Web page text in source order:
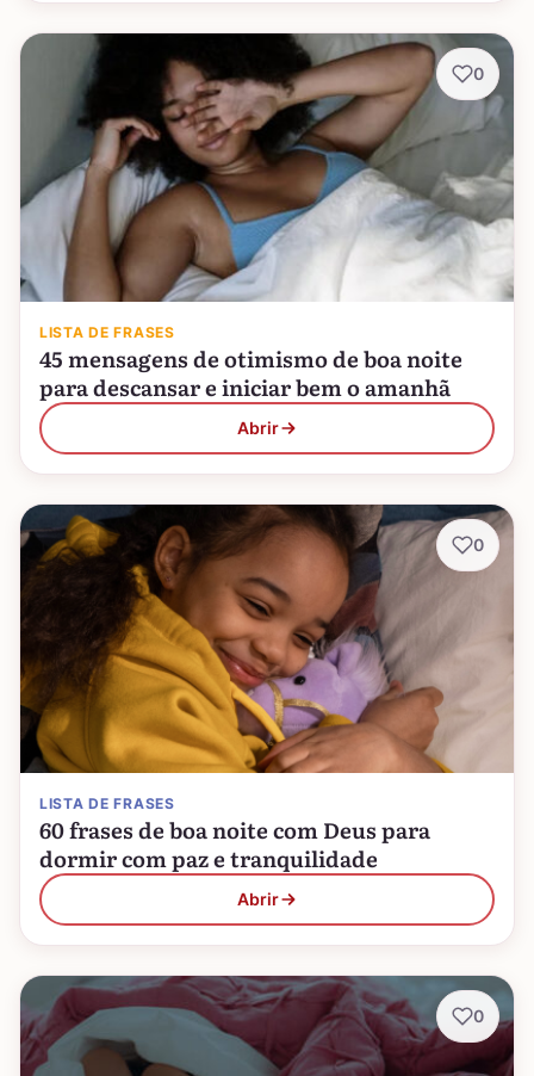
LISTA DE FRASES
45 mensagens de otimismo de boa noite
para descansar e iniciar bem o amanhã
Abrir
0
LISTA DE FRASES
60 frases de boa noite com Deus para
dormir com paz e tranquilidade
Abrir
0
0